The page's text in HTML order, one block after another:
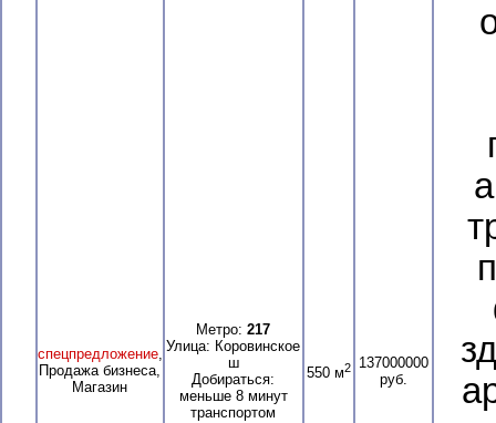
спецпредложение,
Продажа бизнеса,
Магазин
Метро: 217
Улица: Коровинское
ш
Добираться:
меньше 8 минут
транспортом
550 м2
137000000
руб.